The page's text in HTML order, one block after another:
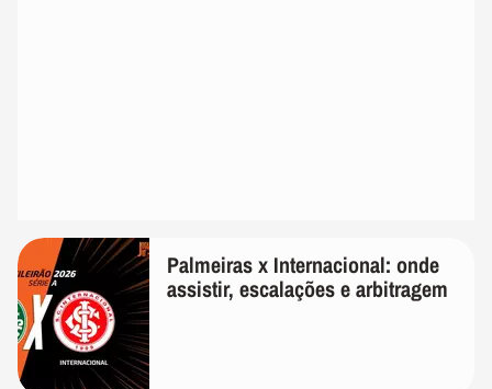
Palmeiras x Internacional: onde
assistir, escalações e arbitragem